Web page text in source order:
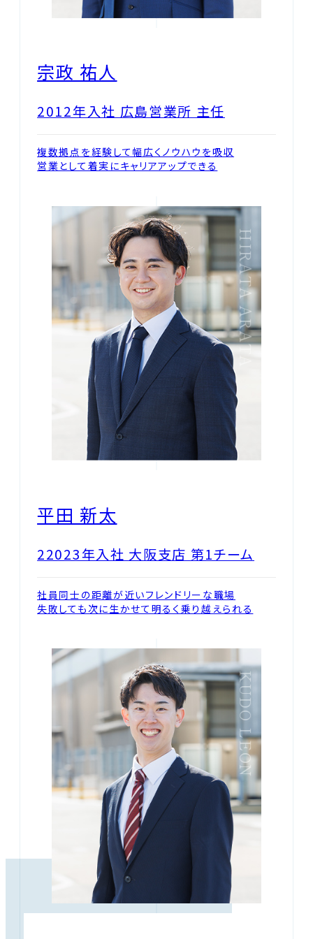
宗政 祐人
2012年入社 広島営業所 主任
複数拠点を経験して幅広くノウハウを吸収
営業として着実にキャリアアップできる
HIRATA ARATA
平田 新太
22023年入社 大阪支店 第1チーム
社員同士の距離が近いフレンドリーな職場
失敗しても次に生かせて明るく乗り越えられる
KUDO LEON